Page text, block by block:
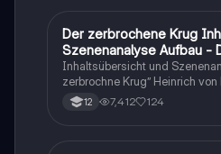
Deutsch
Der zerbrochene Krug
Szenenanalyse Aufbau -
Q1/Q2/Abitur
Inhaltsübersicht und
zerbrochne Krug” Heinrich
12 7,412 124